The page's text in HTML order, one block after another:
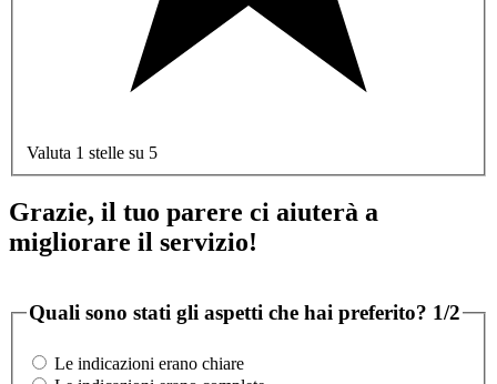
Valuta 1 stelle su 5
Grazie, il tuo parere ci aiuterà a
migliorare il servizio!
Quali sono stati gli aspetti che hai preferito? 1/2
Le indicazioni erano chiare